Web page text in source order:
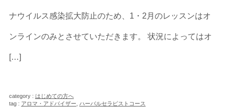
ナウイルス感染拡大防止のため、1・2月のレッスンはオ
ンラインのみとさせていただきます。 状況によってはオ
[…]
category : はじめての方へ
tag : アロマ・アドバイザー ハーバルセラピストコース